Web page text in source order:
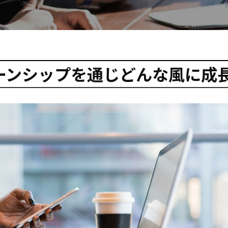
ンシップを通じどんな風に成